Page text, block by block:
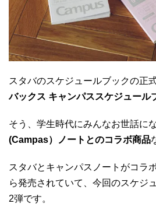
スタバのスケジュールブックの正
バックス キャンパススケジュール
そう、学生時代にみんなお世話に
(Campas）ノートとのコラボ商品
スタバとキャンパスノートがコラ
ら発売されていて、今回のスケジ
2弾です。